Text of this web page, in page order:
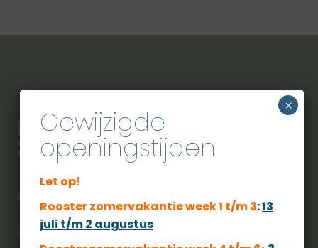
City Sport Veldhoven
Voor een actieve zwembeleving moet u bij ons zijn.
Gewijzigde
openingstijden
Let op!
Rooster zomervakantie week 1 t/m 3:13
juli t/m 2 augustus
×